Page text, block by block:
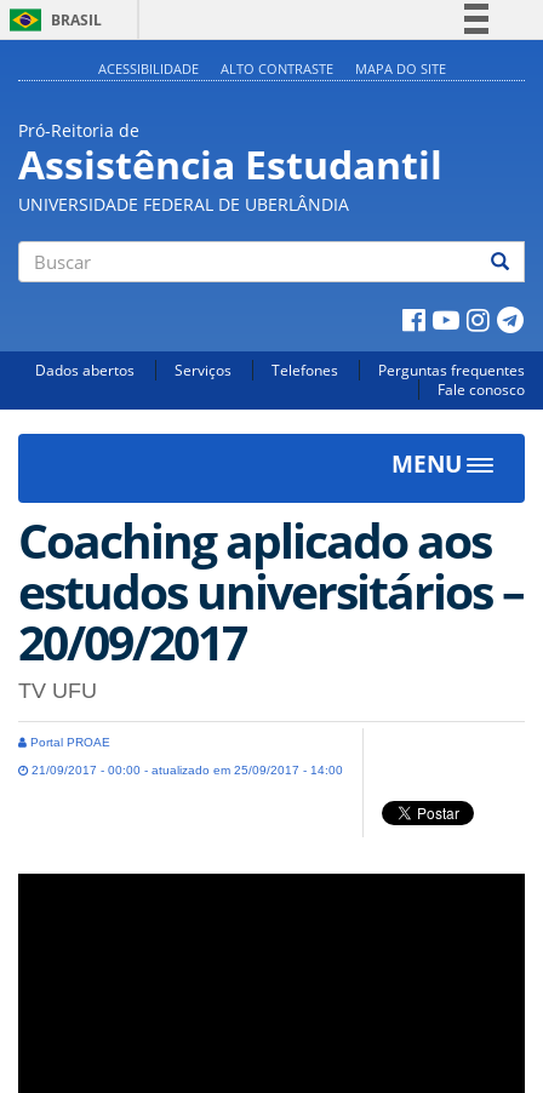
BRASIL
Acesso à informação
Legislação
Canais
ACESSIBILIDADE ALTO CONTRASTE MAPA DO SITE
Pró-Reitoria de
Assistência Estudantil
UNIVERSIDADE FEDERAL DE UBERLÂNDIA
Dados abertos Serviços Telefones
Perguntas frequentes
Fale conosco
MENU
Toggle
Coaching aplicado aos
estudos universitários –
20/09/2017
TV UFU
Portal PROAE
21/09/2017 - 00:00 - atualizado em 25/09/2017 - 14:00